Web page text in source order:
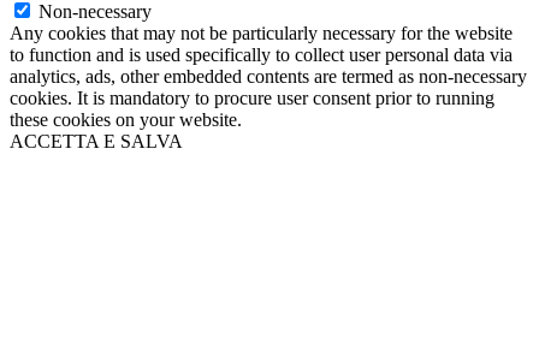
Non-necessary
Any cookies that may not be particularly necessary for the website
to function and is used specifically to collect user personal data via
analytics, ads, other embedded contents are termed as non-necessary
cookies. It is mandatory to procure user consent prior to running
these cookies on your website.
ACCETTA E SALVA